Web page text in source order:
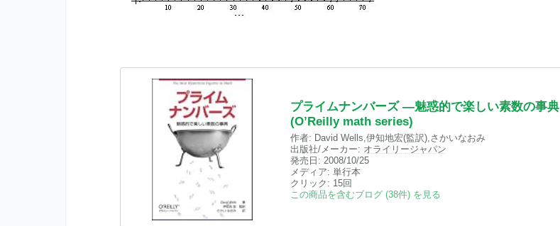
プライムナンバーズ ―魅惑的で楽しい素数の事典
(O’Reilly math series)
作者: David Wells,伊知地宏(監訳),さかいなおみ
出版社/メーカー: オライリージャパン
発売日: 2008/10/25
メディア: 単行本
クリック : 15回
この商品を含むブログ (38件) を見る